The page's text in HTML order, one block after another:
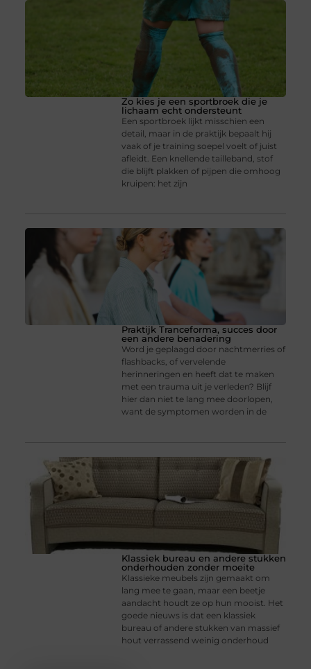
Zo kies je een sportbroek die je
lichaam echt ondersteunt
Een sportbroek lijkt misschien een
detail, maar in de praktijk bepaalt hij
vaak of je training soepel voelt of juist
afleidt. Een knellende tailleband, stof
die blijft plakken of pijpen die omhoog
kruipen: het zijn
Praktijk Tranceforma, succes door
een andere benadering
Word je geplaagd door nachtmerries of
flashbacks, of vervelende
herinneringen en heeft dat te maken
met een trauma uit je verleden? Blijf
hier dan niet te lang mee doorlopen,
want de symptomen worden in de
Klassiek bureau en andere stukken
onderhouden zonder moeite
Klassieke meubels zijn gemaakt om
lang mee te gaan, maar een beetje
aandacht houdt ze op hun mooist. Het
goede nieuws is dat een klassiek
bureau of andere stukken van massief
hout verrassend weinig onderhoud